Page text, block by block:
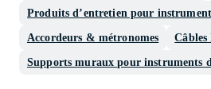
Produits d’entretien pour
Accordeurs & métronomes
Supports muraux pour instruments